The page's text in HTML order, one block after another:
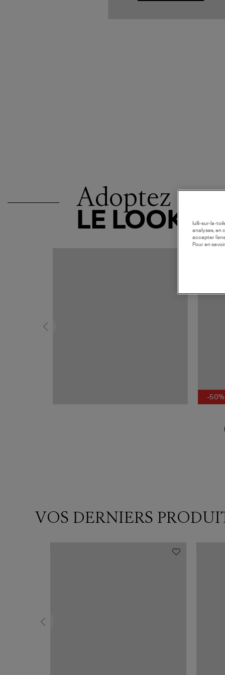
Adoptez
LE LOOK
-50%
VOS DERNIERS
lulli-sur-la-
analyses, en
accepter
Pour en